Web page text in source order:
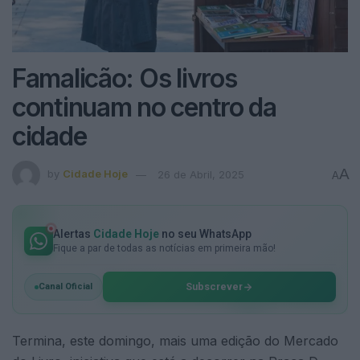
Famalicão: Os livros
continuam no centro da
cidade
by Cidade Hoje 26 de Abril, 2025 AA
Alertas Cidade Hoje no seu WhatsApp
Fique a par de todas as notícias em primeira mão!
Canal Oficial Subscrever
Termina, este domingo, mais uma edição do Mercado